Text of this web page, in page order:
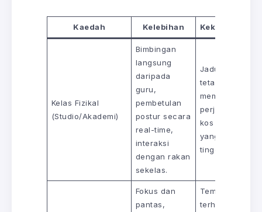
Kaedah Kelebihan Kekurangan
Kelas Fizikal
(Studio/Akademi)
Bimbingan
langsung
daripada
guru,
pembetulan
postur secara
real-time,
interaksi
dengan rakan
sekelas.
Jadual
tetap,
memerlukan
perjalanan,
kos yuran
yang lebih
tinggi.
Fokus dan
pantas,
Tempoh
terhad,